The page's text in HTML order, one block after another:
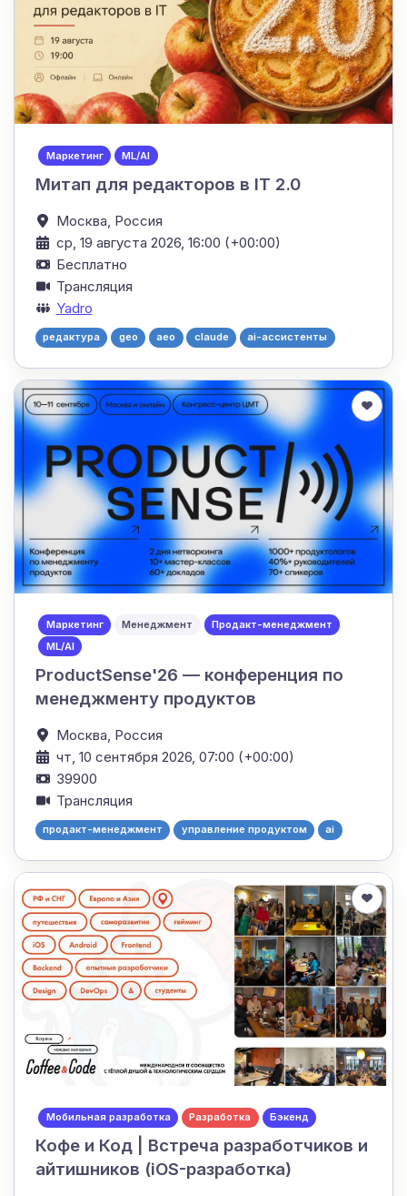
Маркетинг ML/AI
Митап для редакторов в IT 2.0
Москва, Россия
ср, 19 августа 2026, 16:00 (+00:00)
Бесплатно
Трансляция
Yadro
редактура geo aeo claude ai-ассистенты
Маркетинг Менеджмент
Продакт-менеджмент
ML/AI
ProductSense'26 — конференция по
менеджменту продуктов
Москва, Россия
чт, 10 сентября 2026, 07:00 (+00:00)
39900
Трансляция
продакт-менеджмент управление продуктом ai
Мобильная разработка Разработка Бэкенд
Кофе и Код | Встреча разработчиков и
айтишников (iOS-разработка)